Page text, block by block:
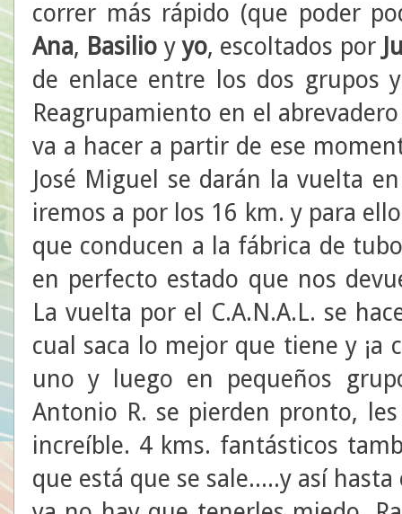
correr más rápido (que poder
Ana, Basilio yyo, escoltados por
de enlace entre los dos grupos
Reagrupamiento en el
va a hacer a partir de ese
José Miguel se darán la vuelta
iremos a por los 16 km. y para
que conducen a la fábrica de
en perfecto estado que nos
La vuelta por el C.A.N.A.L. se
cual saca lo mejor que tiene y ¡a
uno y luego en pequeños
Antonio R. se pierden pronto,
increíble. 4 kms. fantásticos
que está que se sale.....y así